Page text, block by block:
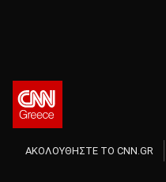
ΑΚΟΛΟΥΘΗΣΤΕ ΤΟ CNN.GR